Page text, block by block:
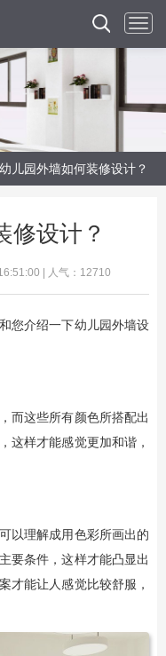
儿园外墙如何装修设计？
修设计？
| 人气：12710
您介绍一下幼儿园外墙设
而这些所有颜色所搭配出
这样才能感觉更加和谐，
以理解成用色彩所画出的
要条件，这样才能凸显出
才能让人感觉比较舒服，